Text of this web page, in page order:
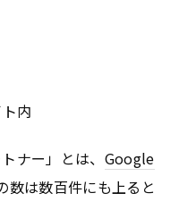
内
ナー」とは、 Google
数は数百件にも上ると